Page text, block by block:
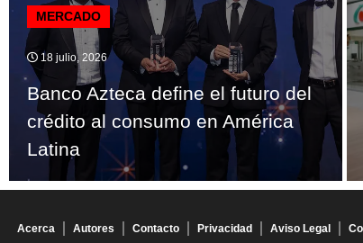
MERCADO
18 julio, 2026
Banco Azteca define el futuro del
crédito al consumo en América
Latina
Acerca Autores Contacto Privacidad Aviso Legal